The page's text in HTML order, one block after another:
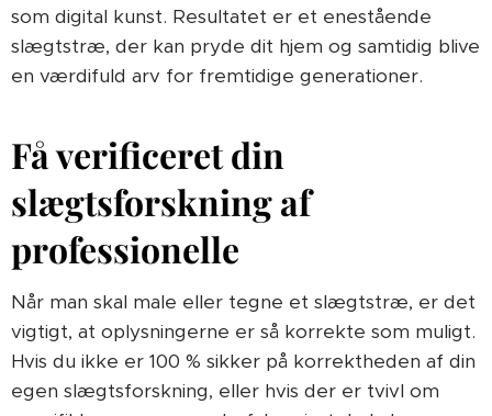
som digital kunst. Resultatet er et enestående
slægtstræ, der kan pryde dit hjem og samtidig blive
en værdifuld arv for fremtidige generationer.
Få verificeret din
slægtsforskning af
professionelle
Når man skal male eller tegne et slægtstræ, er det
vigtigt, at oplysningerne er så korrekte som muligt.
Hvis du ikke er 100 % sikker på korrektheden af din
egen slægtsforskning, eller hvis der er tvivl om